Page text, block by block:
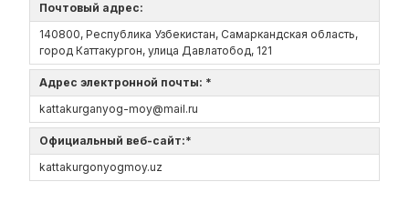
Почтовый адрес:
140800, Республика Узбекистан, Самаркандская область,
город Каттакургон, улица Давлатобод, 121
Адрес электронной почты: *
kattakurganyog-moy@mail.ru
Официальный веб-сайт:*
kattakurgonyogmoy.uz